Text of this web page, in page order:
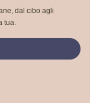
dal cibo agli
tua.